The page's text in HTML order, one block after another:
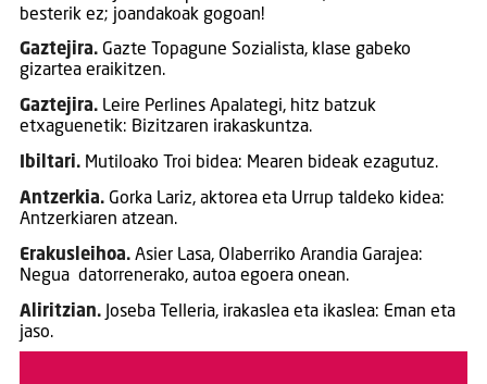
besterik ez; joandakoak gogoan!
Gaztejira.Gazte Topagune Sozialista, klase gabeko
gizartea eraikitzen.
Gaztejira.Leire Perlines Apalategi, hitz batzuk
etxaguenetik: Bizitzaren irakaskuntza.
Ibiltari.Mutiloako Troi bidea: Mearen bideak ezagutuz.
Antzerkia.Gorka Lariz, aktorea eta Urrup taldeko kidea:
Antzerkiaren atzean.
Erakusleihoa.Asier Lasa, Olaberriko Arandia Garajea:
Negua datorrenerako, autoa egoera onean.
Aliritzian.Joseba Telleria, irakaslea eta ikaslea: Eman eta
jaso.